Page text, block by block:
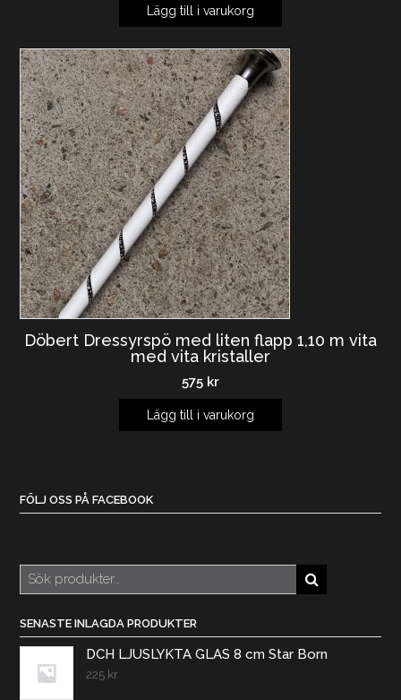
Lägg till i varukorg
Döbert Dressyrspö med liten flapp 1,10 m vita
med vita kristaller
575 kr
Lägg till i varukorg
FÖLJ OSS PÅ FACEBOOK
Sök
efter:
SENASTE INLAGDA PRODUKTER
DCH LJUSLYKTA GLAS 8 cm Star Born
225 kr